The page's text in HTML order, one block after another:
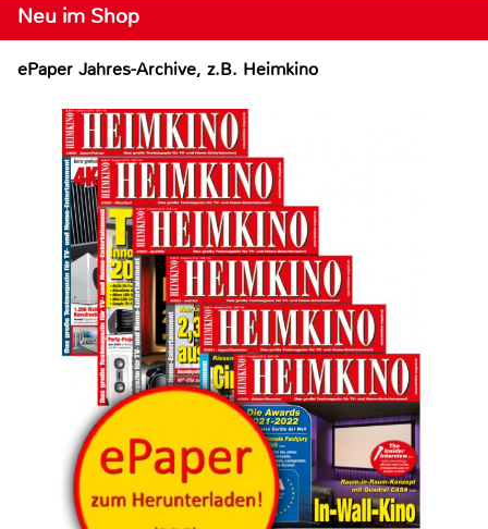
Neu im Shop
ePaper Jahres-Archive, z.B. Heimkino